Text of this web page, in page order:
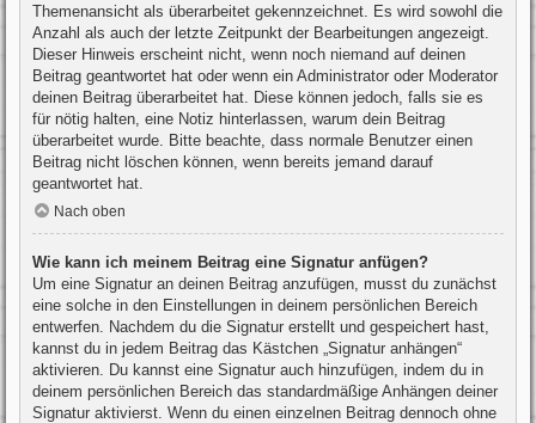
Themenansicht als überarbeitet gekennzeichnet. Es wird sowohl die
Anzahl als auch der letzte Zeitpunkt der Bearbeitungen angezeigt.
Dieser Hinweis erscheint nicht, wenn noch niemand auf deinen
Beitrag geantwortet hat oder wenn ein Administrator oder Moderator
deinen Beitrag überarbeitet hat. Diese können jedoch, falls sie es
für nötig halten, eine Notiz hinterlassen, warum dein Beitrag
überarbeitet wurde. Bitte beachte, dass normale Benutzer einen
Beitrag nicht löschen können, wenn bereits jemand darauf
geantwortet hat.
Nach oben
Wie kann ich meinem Beitrag eine Signatur anfügen?
Um eine Signatur an deinen Beitrag anzufügen, musst du zunächst
eine solche in den Einstellungen in deinem persönlichen Bereich
entwerfen. Nachdem du die Signatur erstellt und gespeichert hast,
kannst du in jedem Beitrag das Kästchen „Signatur anhängen“
aktivieren. Du kannst eine Signatur auch hinzufügen, indem du in
deinem persönlichen Bereich das standardmäßige Anhängen deiner
Signatur aktivierst. Wenn du einen einzelnen Beitrag dennoch ohne